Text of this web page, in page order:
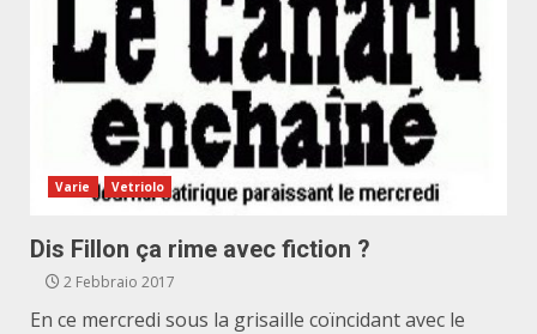
Varie Vetriolo
Dis Fillon ça rime avec fiction ?
2 Febbraio 2017
En ce mercredi sous la grisaille coïncidant avec le